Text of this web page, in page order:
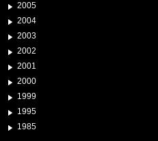
2005
2004
2003
2002
2001
2000
1999
1995
1985